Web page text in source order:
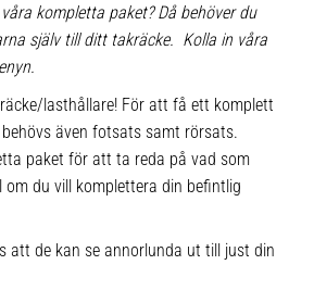
kompletta paket? Då behöver du
själv till ditt takräcke. Kolla in våra
lasthållare! För att få ett komplett
även fotsats samt rörsats.
paket för att ta reda på vad som
du vill komplettera din befintlig
att de kan se annorlunda ut till just din